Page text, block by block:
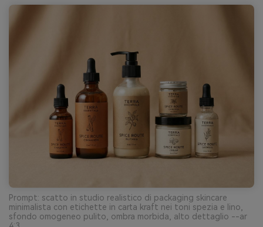
Prompt: scatto in studio realistico di packaging skincare
minimalista con etichette in carta kraft nei toni spezia e lino,
sfondo omogeneo pulito, ombra morbida, alto dettaglio --ar